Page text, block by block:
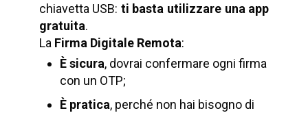
chiavetta USB: ti basta utilizzare una app
gratuita.
La Firma Digitale Remota:
È sicura, dovrai confermare ogni firma
con un OTP;
È pratica, perché non hai bisogno di